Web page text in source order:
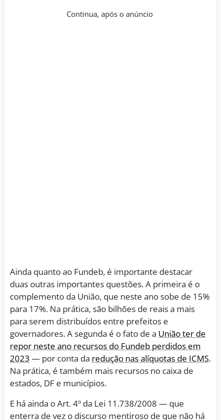
Continua, após o anúncio
Ainda quanto ao Fundeb, é importante destacar
duas outras importantes questões. A primeira é o
complemento da União, que neste ano sobe de 15%
para 17%. Na prática, são bilhões de reais a mais
para serem distribuídos entre prefeitos e
governadores. A segunda é o fato de a União ter de
repor neste ano recursos do Fundeb perdidos em
2023 — por conta da redução nas alíquotas de ICMS.
Na prática, é também mais recursos no caixa de
estados, DF e municípios.
E há ainda o Art. 4º da Lei 11.738/2008 — que
enterra de vez o discurso mentiroso de que não há